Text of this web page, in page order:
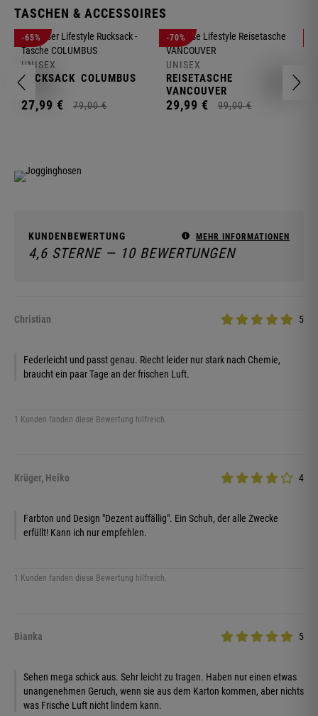
TASCHEN & ACCESSOIRES
-65%
UNISEX
RUCKSACK COLUMBUS
27,99 € 79,00 €
-70%
UNISEX
REISETASCHE
VANCOUVER
29,99 € 99,00 €
KUNDENBEWERTUNG MEHR INFORMATIONEN
4,6 STERNE — 10 BEWERTUNGEN
Christian 5
Federleicht und passt genau. Riecht leider nur stark nach Chemie,
braucht ein paar Tage an der frischen Luft.
1 Kunden fanden diese Bewertung hilfreich.
Krüger, Heiko 4
Farbton und Design "Dezent auffällig". Ein Schuh, der alle Zwecke
erfüllt! Kann ich nur empfehlen.
1 Kunden fanden diese Bewertung hilfreich.
Bianka 5
Sehen mega schick aus. Sehr leicht zu tragen. Haben nur einen etwas
unangenehmen Geruch, wenn sie aus dem Karton kommen, aber nichts
was Frische Luft nicht lindern kann.